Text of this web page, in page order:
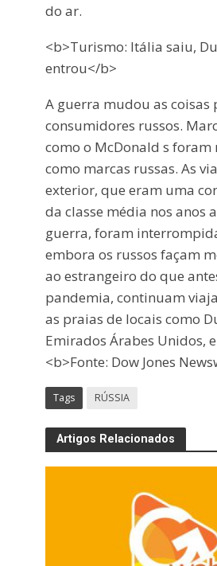
do ar.
<b>Turismo: Itália saiu,
entrou</b>
A guerra mudou as coisas
consumidores russos.
como o McDonald s foram
como marcas russas. As
exterior, que eram uma
da classe média nos anos
guerra, foram
embora os russos façam
ao estrangeiro do que
pandemia, continuam
as praias de locais como
Emirados Árabes Unidos,
<b>Fonte: Dow Jones
Tags RÚSSIA
Artigos Relacionados